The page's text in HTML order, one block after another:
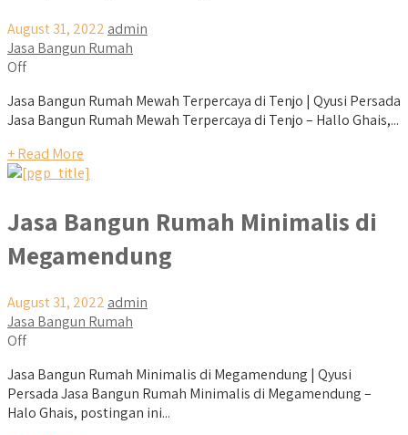
August 31, 2022 admin
Jasa Bangun Rumah
Off
Jasa Bangun Rumah Mewah Terpercaya di Tenjo | Qyusi Persada
Jasa Bangun Rumah Mewah Terpercaya di Tenjo – Hallo Ghais,...
+ Read More
Jasa Bangun Rumah Minimalis di
Megamendung
August 31, 2022 admin
Jasa Bangun Rumah
Off
Jasa Bangun Rumah Minimalis di Megamendung | Qyusi
Persada Jasa Bangun Rumah Minimalis di Megamendung –
Halo Ghais, postingan ini...